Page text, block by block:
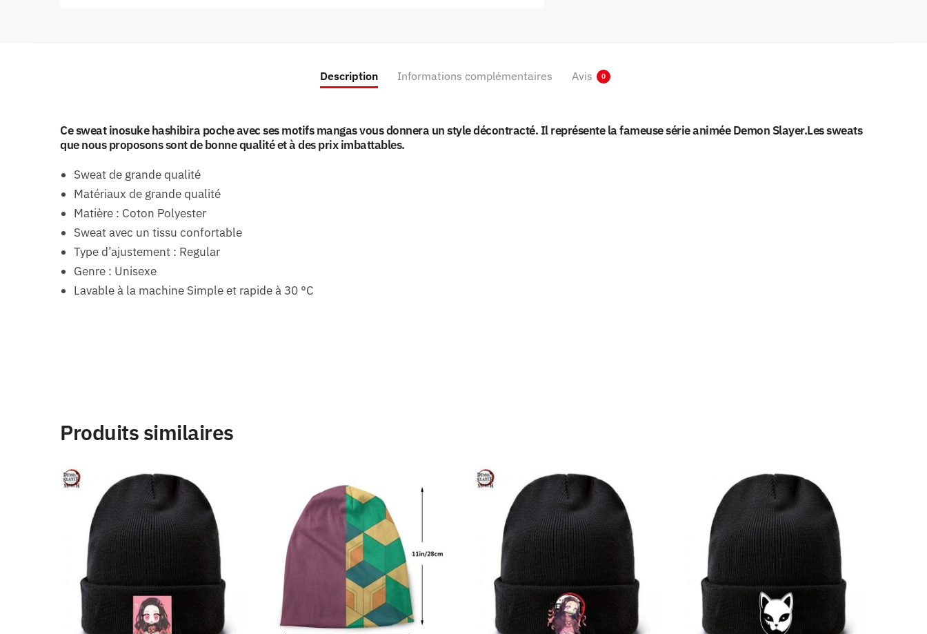
Description Informations complémentaires Avis 0
Ce sweat inosuke hashibira poche avec ses motifs mangas vous donnera un style décontracté. Il représente la fameuse série animée Demon Slayer.Les sweats
que nous proposons sont de bonne qualité et à des prix imbattables.
Sweat de grande qualité
Matériaux de grande qualité
Matière : Coton Polyester
Sweat avec un tissu confortable
Type d’ajustement : Regular
Genre : Unisexe
Lavable à la machine Simple et rapide à 30 °C
Produits similaires